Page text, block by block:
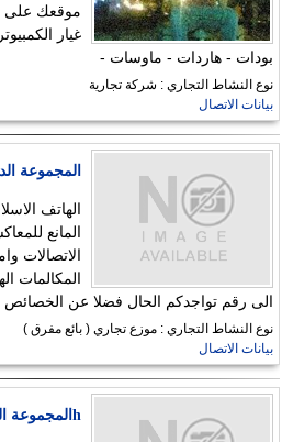
موقعك على
غيار
بودات - هاردات - ماوسات -
نوع النشاط التجاري : شركة تجارية
بيانات الاتصال
المجموعة
الهاتف
المانع
الاتصالات
المكالمات
الى رقم تواجدكم الحال فضلا عن الخصائص
نوع النشاط التجاري : موزع تجاري ( بائع مفرق )
بيانات الاتصال
hالمجموعة العربية لخدمات الكمبيوتر